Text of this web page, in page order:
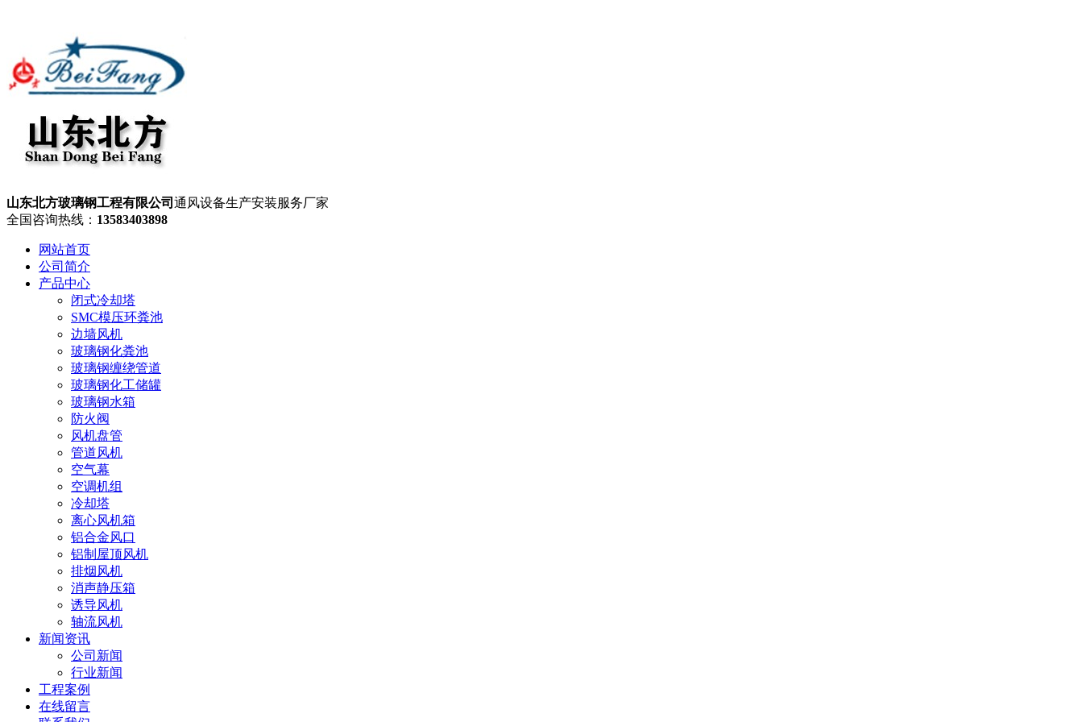
山东北方玻璃钢工程有限公司 通风设备生产安装服务厂家
全国咨询热线： 13583403898
网站首页
公司简介
产品中心
闭式冷却塔
SMC模压环粪池
边墙风机
玻璃钢化粪池
玻璃钢缠绕管道
玻璃钢化工储罐
玻璃钢水箱
防火阀
风机盘管
管道风机
空气幕
空调机组
冷却塔
离心风机箱
铝合金风口
铝制屋顶风机
排烟风机
消声静压箱
诱导风机
轴流风机
新闻资讯
公司新闻
行业新闻
工程案例
在线留言